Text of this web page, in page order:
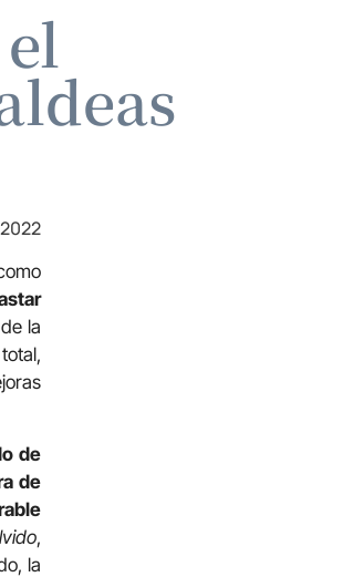
la
de
de
,
la